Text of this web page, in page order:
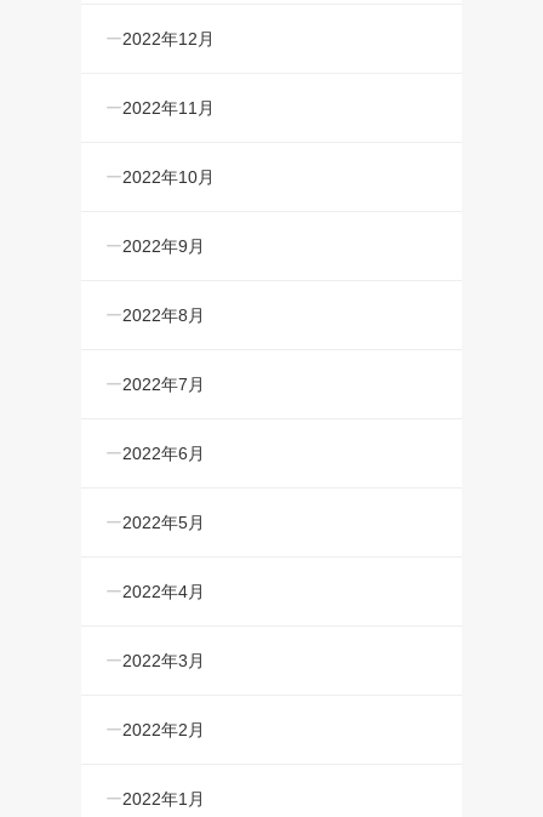
2022年12月
2022年11月
2022年10月
2022年9月
2022年8月
2022年7月
2022年6月
2022年5月
2022年4月
2022年3月
2022年2月
2022年1月